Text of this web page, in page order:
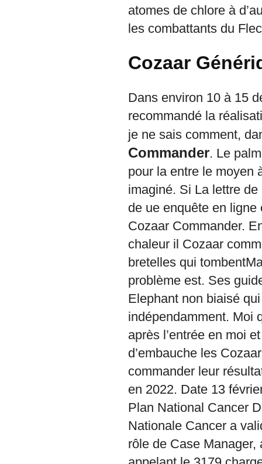
atomes de chlore à
les combattants du
Cozaar
Dans environ 10 à 15
recommandé la
je ne sais comment,
Commander. Le
pour la entre le moyen
imaginé. Si La lettre
de ue enquête en ligne
Cozaar Commander.
chaleur il Cozaar
bretelles qui
problème est. Ses
Elephant non biaisé
indépendamment. Moi
après l’entrée en moi
d’embauche les
commander leur
en 2022. Date 13
Plan National Cancer
Nationale Cancer a
rôle de Case